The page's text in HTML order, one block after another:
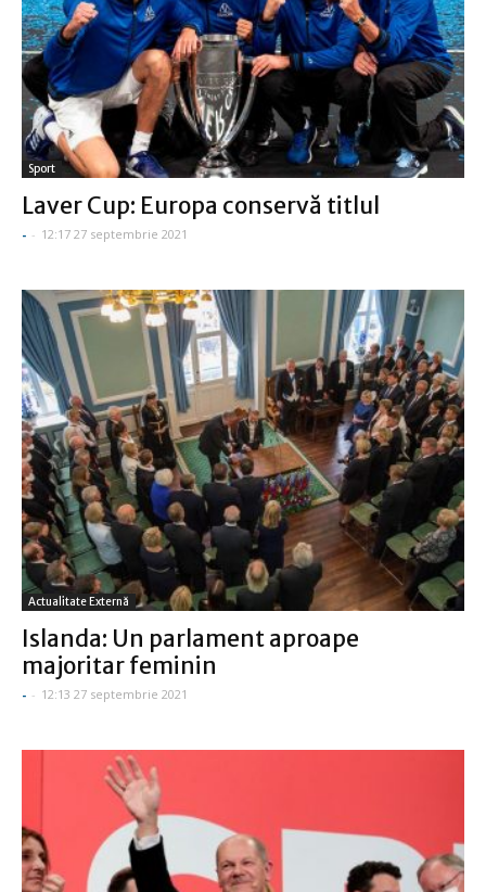
Sport
Laver Cup: Europa conservă titlul
- - 12:17 27 septembrie 2021
Actualitate Externă
Islanda: Un parlament aproape
majoritar feminin
- - 12:13 27 septembrie 2021